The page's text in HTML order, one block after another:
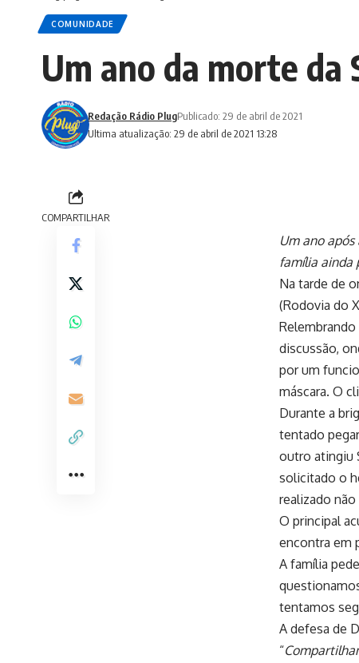
COMUNIDADE
Um ano da morte da
Ultima atualização: 29 de abril de 2021 13:28
Redação Rádio PlugPublicado: 29 de abril de 2021
COMPARTILHAR
Um ano
família ainda
Na tarde de
(Rodovia do
discussão,
por um
máscara. O
Durante a
tentado
outro atingiu
solicitado o
realizado
O principal
encontra em
A família
tentamos
A defesa de
“